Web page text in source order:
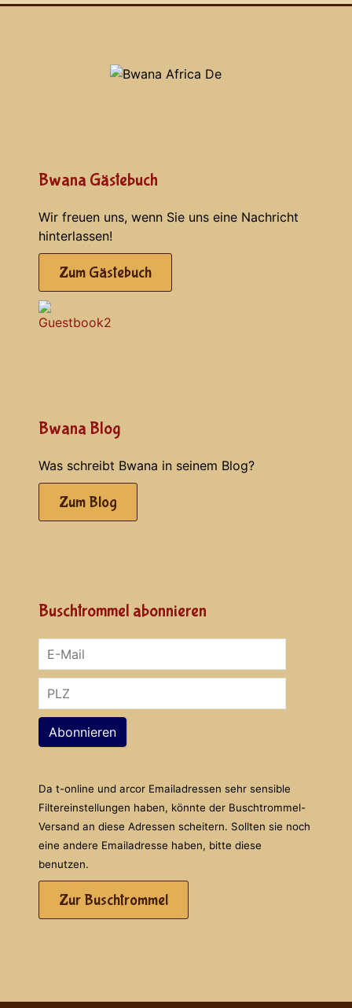
Bwana Gästebuch
Wir freuen uns, wenn Sie uns eine Nachricht
hinterlassen!
Zum Gästebuch
Bwana Blog
Was schreibt Bwana in seinem Blog?
Zum Blog
Buschtrommel abonnieren
Abonnieren
Da t-online und arcor Emailadressen sehr sensible
Filtereinstellungen haben, könnte der Buschtrommel-
Versand an diese Adressen scheitern. Sollten sie noch
eine andere Emailadresse haben, bitte diese
benutzen.
Zur Buschtrommel